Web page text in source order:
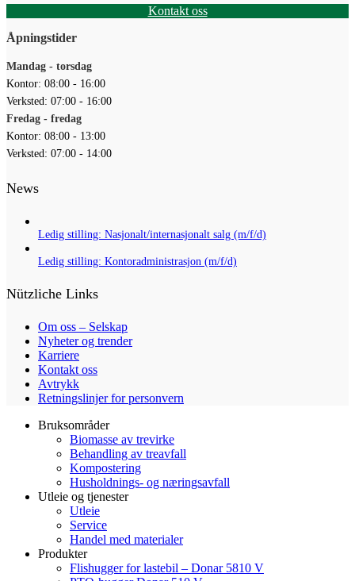
Kontakt oss
Åpningstider
Mandag - torsdag
Kontor: 08:00 - 16:00
Verksted: 07:00 - 16:00
Fredag - fredag
Kontor: 08:00 - 13:00
Verksted: 07:00 - 14:00
News
Ledig stilling: Nasjonalt/internasjonalt salg (m/f/d)
Ledig stilling: Kontoradministrasjon (m/f/d)
Nützliche Links
Om oss – Selskap
Nyheter og trender
Karriere
Kontakt oss
Avtrykk
Retningslinjer for personvern
Bruksområder
Biomasse av trevirke
Behandling av treavfall
Kompostering
Husholdnings- og næringsavfall
Utleie og tjenester
Utleie
Service
Handel med materialer
Produkter
Flishugger for lastebil – Donar 5810 V